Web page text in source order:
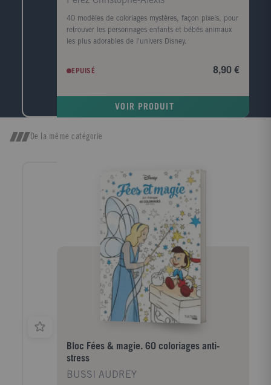
40 modèles de coloriages mystères, façon pixels, pour
retrouver les personnages enfants et bébés animaux
les plus adorables de l'univers Disney.
EPUISÉ 8,90 €
VOIR PRODUIT
De la même catégorie
Bloc Fées & magie. 60 coloriages anti-
stress
BUSSI AUDREY